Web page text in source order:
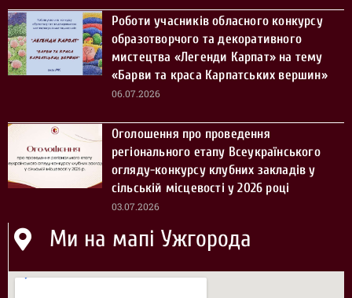
Роботи учасників обласного конкурсу
образотворчого та декоративного
мистецтва «Легенди Карпат» на тему
«Барви та краса Карпатських вершин»
06.07.2026
Оголошення про проведення
регіонального етапу Всеукраїнського
огляду-конкурсу клубних закладів у
сільській місцевості у 2026 році
03.07.2026
Ми на мапі Ужгорода